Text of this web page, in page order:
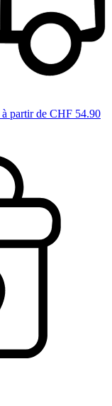
à partir de CHF 54.90